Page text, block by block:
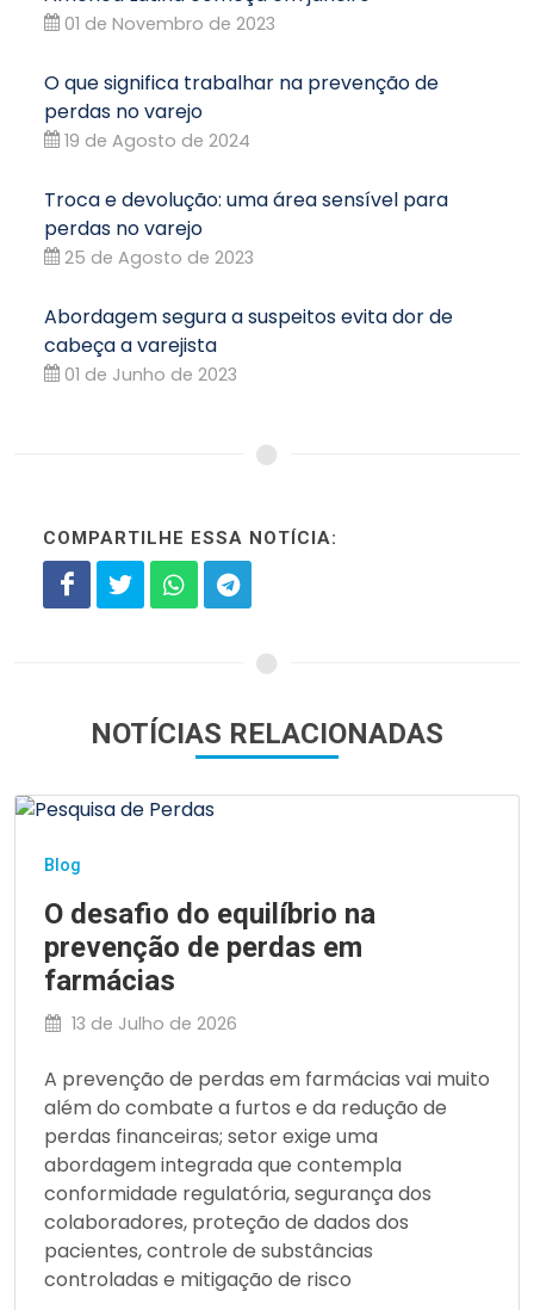
01 de Novembro de 2023
O que significa trabalhar na prevenção de
perdas no varejo
19 de Agosto de 2024
Troca e devolução: uma área sensível para
perdas no varejo
25 de Agosto de 2023
Abordagem segura a suspeitos evita dor de
cabeça a varejista
01 de Junho de 2023
COMPARTILHE ESSA NOTÍCIA:
NOTÍCIAS RELACIONADAS
Blog
O desafio do equilíbrio na
prevenção de perdas em
farmácias
13 de Julho de 2026
A prevenção de perdas em farmácias vai muito
além do combate a furtos e da redução de
perdas financeiras; setor exige uma
abordagem integrada que contempla
conformidade regulatória, segurança dos
colaboradores, proteção de dados dos
pacientes, controle de substâncias
controladas e mitigação de risco